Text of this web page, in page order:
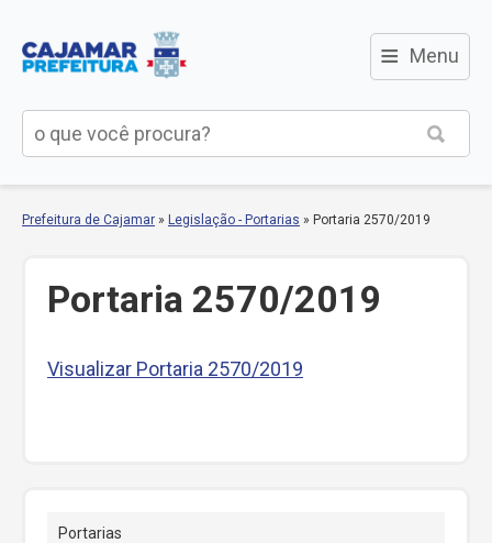
≡ Menu
Prefeitura de Cajamar » Legislação - Portarias » Portaria 2570/2019
Portaria 2570/2019
Visualizar Portaria 2570/2019
Portarias